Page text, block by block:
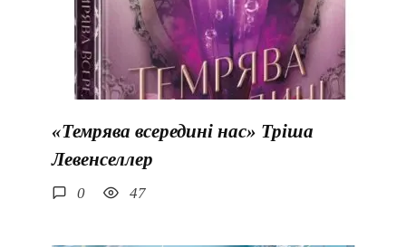
«Темрява всередині нас» Тріша
Левенселлер
0 47